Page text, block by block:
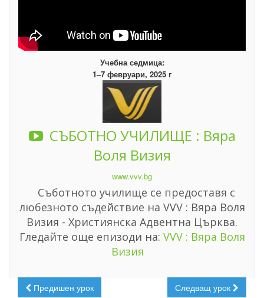
Учебна седмица:
1–7 февруари, 2025 г
СЪБОТНО УЧИЛИЩЕ : Вяра
Воля Визия
www.vvv.bg
Съботното училище се предоставя с
любезното съдействие на VVV : Вяра Воля
Визия - Християнска Адвентна Църква.
Гледайте още епизоди на: VVV : Вяра Воля
Визия
Предишен урок Следващ урок